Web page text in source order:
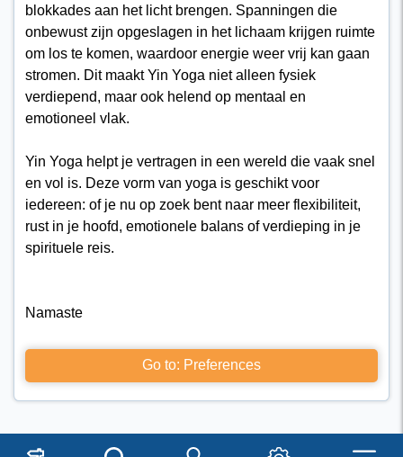
blokkades aan het licht brengen. Spanningen die
onbewust zijn opgeslagen in het lichaam krijgen ruimte
om los te komen, waardoor energie weer vrij kan gaan
stromen. Dit maakt Yin Yoga niet alleen fysiek
verdiepend, maar ook helend op mentaal en
emotioneel vlak.
Yin Yoga helpt je vertragen in een wereld die vaak snel
en vol is. Deze vorm van yoga is geschikt voor
iedereen: of je nu op zoek bent naar meer flexibiliteit,
rust in je hoofd, emotionele balans of verdieping in je
spirituele reis.
Namaste
Go to: Preferences